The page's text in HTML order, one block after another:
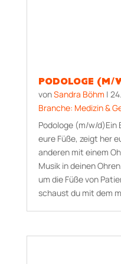
PODOLOGE (M/
vonSandra Böhm |
Branche: Medizin &
Podologe (m/w/d)Ein
eure Füße, zeigt her
anderen mit einem
Musik in deinen
um die Füße von
schaust du mit dem